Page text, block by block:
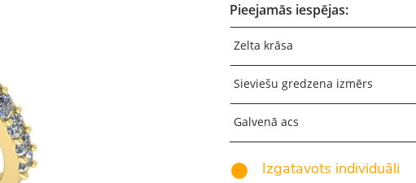
Pieejamās iespējas:
Zelta krāsa
Sieviešu gredzena izmērs
Galvenā acs
Izgatavots individuāli